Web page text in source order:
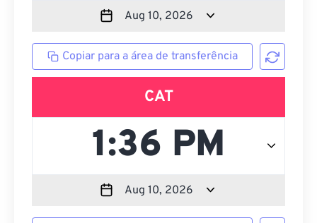
Copiar para a área de transferência
CAT